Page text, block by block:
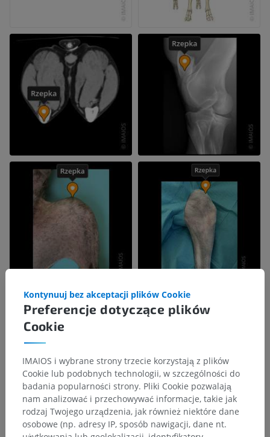
Preferencje dotyczące plików
Cookie
Kontynuuj bez akceptacji plików Cookie
IMAIOS i wybrane strony trzecie korzystają z plików
Cookie lub podobnych technologii, w szczególności do
badania popularności strony. Pliki Cookie pozwalają
nam analizować i przechowywać informacje, takie jak
rodzaj Twojego urządzenia, jak również niektóre dane
osobowe (np. adresy IP, sposób nawigacji, dane nt.